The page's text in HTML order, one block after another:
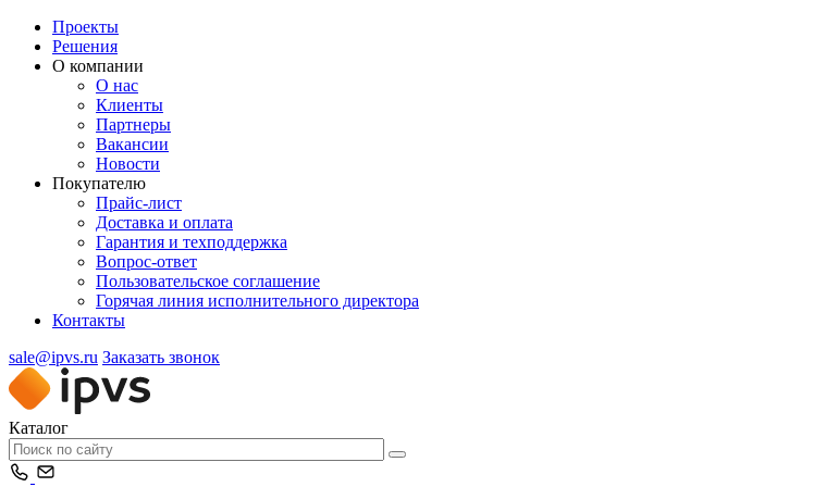
Проекты
Решения
О компании
О нас
Клиенты
Партнеры
Вакансии
Новости
Покупателю
Прайс-лист
Доставка и оплата
Гарантия и техподдержка
Вопрос-ответ
Пользовательское соглашение
Горячая линия исполнительного директора
Контакты
sale@ipvs.ru Заказать звонок
Каталог